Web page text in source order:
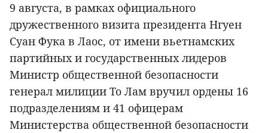
9 августа, в рамках официального
дружественного визита президента Нгуен
Суан Фука в Лаос, от имени вьетнамских
партийных и государственных лидеров
Министр общественной безопасности
генерал милиции То Лам вручил ордены 16
подразделениям и 41 офицерам
Министерства общественной безопасности